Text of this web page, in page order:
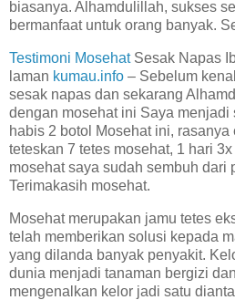
biasanya. Alhamdulillah, sukses
bermanfaat untuk orang banyak.
Testimoni MosehatSesak Napas
laman kumau.info – Sebelum
sesak napas dan sekarang
dengan mosehat ini Saya menjadi
habis 2 botol Mosehat ini,
teteskan 7 tetes mosehat, 1 hari
mosehat saya sudah sembuh dari
Terimakasih mosehat.
Mosehat merupakan jamu tetes
telah memberikan solusi kepada
yang dilanda banyak penyakit.
dunia menjadi tanaman bergizi
mengenalkan kelor jadi satu